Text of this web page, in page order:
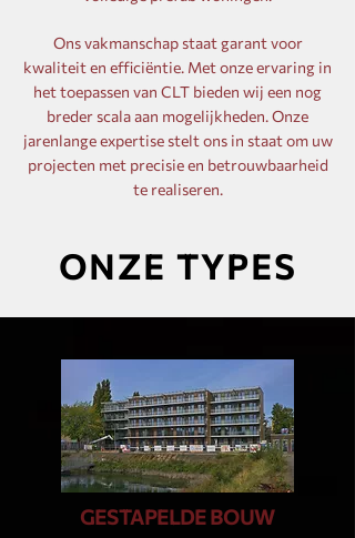
Ons vakmanschap staat garant voor
kwaliteit en efficiëntie. Met onze ervaring in
het toepassen van CLT bieden wij een nog
breder scala aan mogelijkheden. Onze
jarenlange expertise stelt ons in staat om uw
projecten met precisie en betrouwbaarheid
te realiseren.
ONZE TYPES
GESTAPELDE BOUW